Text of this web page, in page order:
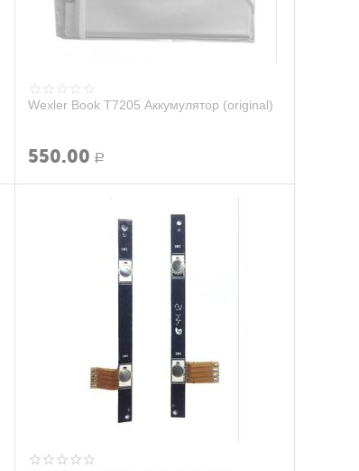
Wexler Book T7205 Аккумулятор (original)
550.00 Р